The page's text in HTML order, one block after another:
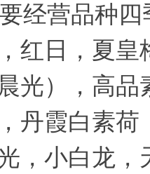
经营品种
红日，夏
光），高
丹霞白素
，小白龙